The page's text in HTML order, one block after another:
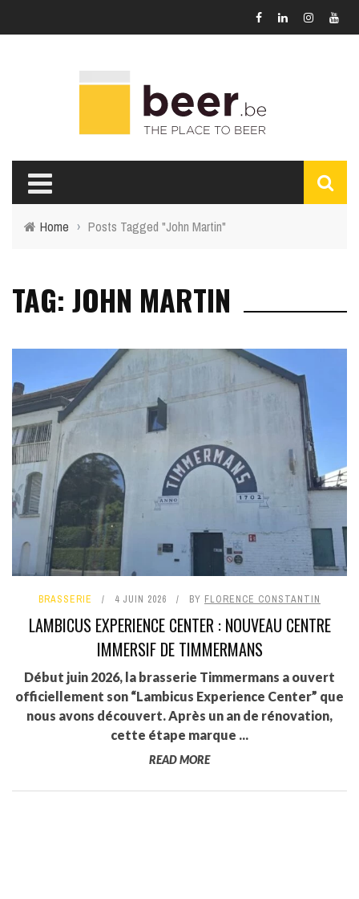
Home › Posts Tagged "John Martin"
TAG: JOHN MARTIN
BRASSERIE 4 JUIN 2026 BY FLORENCE CONSTANTIN
LAMBICUS EXPERIENCE CENTER : NOUVEAU CENTRE
IMMERSIF DE TIMMERMANS
Début juin 2026, la brasserie Timmermans a ouvert
officiellement son “Lambicus Experience Center” que
nous avons découvert. Après un an de rénovation,
cette étape marque ...
READ MORE